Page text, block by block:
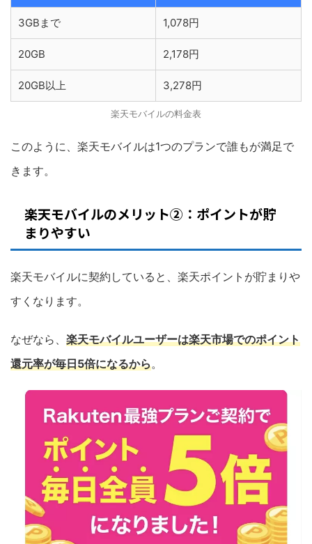
3GBまで 1,078円
20GB 2,178円
20GB以上 3,278円
楽天モバイルの料金表
このように、楽天モバイルは1つのプランで誰もが満足で
きます。
楽天モバイルのメリット②：ポイントが貯
まりやすい
楽天モバイルに契約していると、楽天ポイントが貯まりや
すくなります。
なぜなら、 楽天モバイルユーザーは楽天市場でのポイント
還元率が毎日5倍になるから。